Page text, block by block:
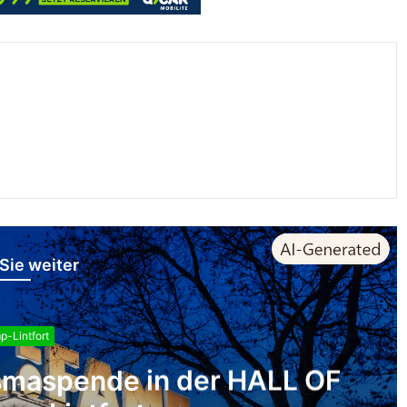
weiter
Lintfort
am 13. August